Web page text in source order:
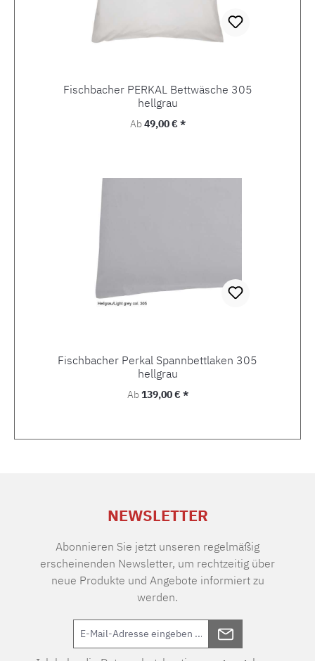
Fischbacher PERKAL Bettwäsche 305
hellgrau
Regulärer Preis:
Ab49,00 € *
Fischbacher Perkal Spannbettlaken 305
hellgrau
Regulärer Preis:
Ab139,00 € *
NEWSLETTER
Abonnieren Sie jetzt unseren regelmäßig
erscheinenden Newsletter, um rechtzeitig über
neue Produkte und Angebote informiert zu
werden.